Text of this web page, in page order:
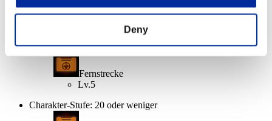
Deny
Durchschlagen
Charakter-Stufe: 30 oder weniger
Fernstrecke
Lv.5
Charakter-Stufe: 20 oder weniger